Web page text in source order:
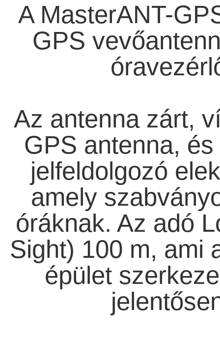
A MasterANT-
GPS
Az antenna zárt,
GPS antenna,
jelfeldolgozó
amely
óráknak. Az adó
Sight) 100 m, ami
épület